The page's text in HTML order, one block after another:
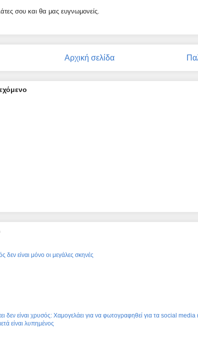
σου και θα μας ευγνωμονείς.
Αρχική σελίδα
δεν είναι μόνο οι μεγάλες σκηνές
δεν είναι χρυσός: Χαμογελάει για να φωτογραφηθεί για τα social media
είναι λυπημένος